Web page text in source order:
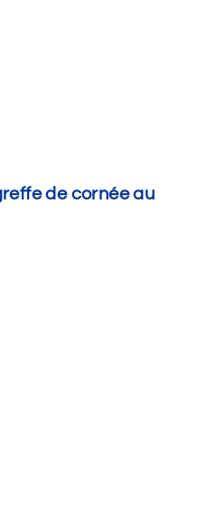
de cornée au